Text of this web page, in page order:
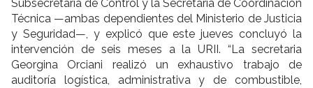
Subsecretaría de Control y la Secretaría de Coordinación
Técnica —ambas dependientes del Ministerio de Justicia
y Seguridad—, y explicó que este jueves concluyó la
intervención de seis meses a la URII. “La secretaria
Georgina Orciani realizó un exhaustivo trabajo de
auditoría logística, administrativa y de combustible,